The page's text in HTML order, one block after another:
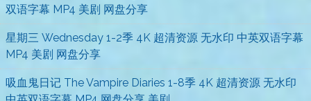
双语字幕 MP4 美剧 网盘分享
星期三 Wednesday 1-2季 4K 超清资源 无水印 中英双语字幕
MP4 美剧 网盘分享
吸血鬼日记 The Vampire Diaries 1-8季 4K 超清资源 无水印